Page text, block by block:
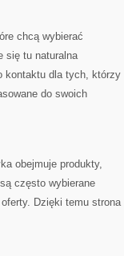
chcą wybierać
się tu naturalna
kontaktu dla tych, którzy
do swoich
obejmuje produkty,
często wybierane
Dzięki temu strona